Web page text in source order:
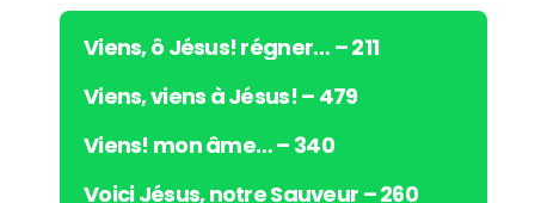
d
iViens, ô Jésus! régner… – 211
Viens, viens à Jésus! – 479
Viens! mon âme… – 340
Voici Jésus, notre Sauveur – 260